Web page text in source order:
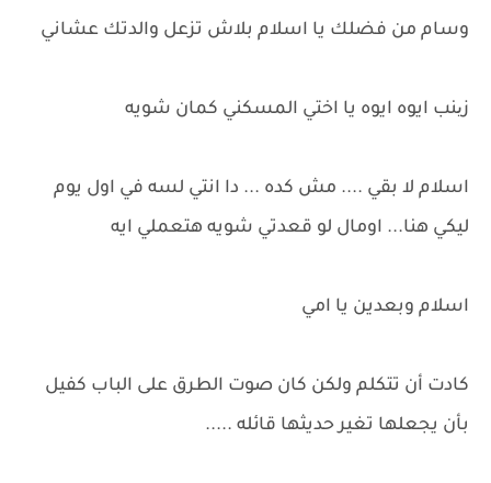
وسام من فضلك يا اسلام بلاش تزعل والدتك عشاني
زینب ايوه ايوه يا اختي المسكني كمان شويه
اسلام لا بقي .... مش كده ... دا انتي لسه في اول يوم
ليكي هنا... اومال لو قعدتي شويه هتعملي ايه
اسلام وبعدين يا امي
كادت أن تتكلم ولكن كان صوت الطرق على الباب كفيل
بأن يجعلها تغير حديثها قائله .....